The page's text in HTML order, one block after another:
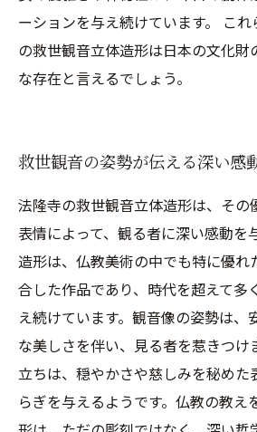
ーションを与え続けています。 こ
の救世観音立体造形は日本の文化財
な存在と言えるでしょう。
救世観音の姿勢が伝える深い感
法隆寺の救世観音立体造形は、その
表情によって、観る者に深い感動を
造形は、仏教美術の中でも特に優れ
合した作品であり、時代を超えて多
え続けています。観音像の姿勢は、
な美しさを伴い、見る者を惹きつけ
立ちは、穏やかさや慈しみを秘めた
らぎを与えるようです。仏教の教え